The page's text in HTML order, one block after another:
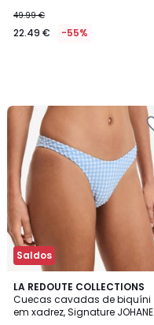
49.99 €
22.49 € -55%
Saldos
LA REDOUTE COLLECTIONS
Cuecas cavadas de biquíni
em xadrez, Signature JOHANE
3
/
5
2
Cores